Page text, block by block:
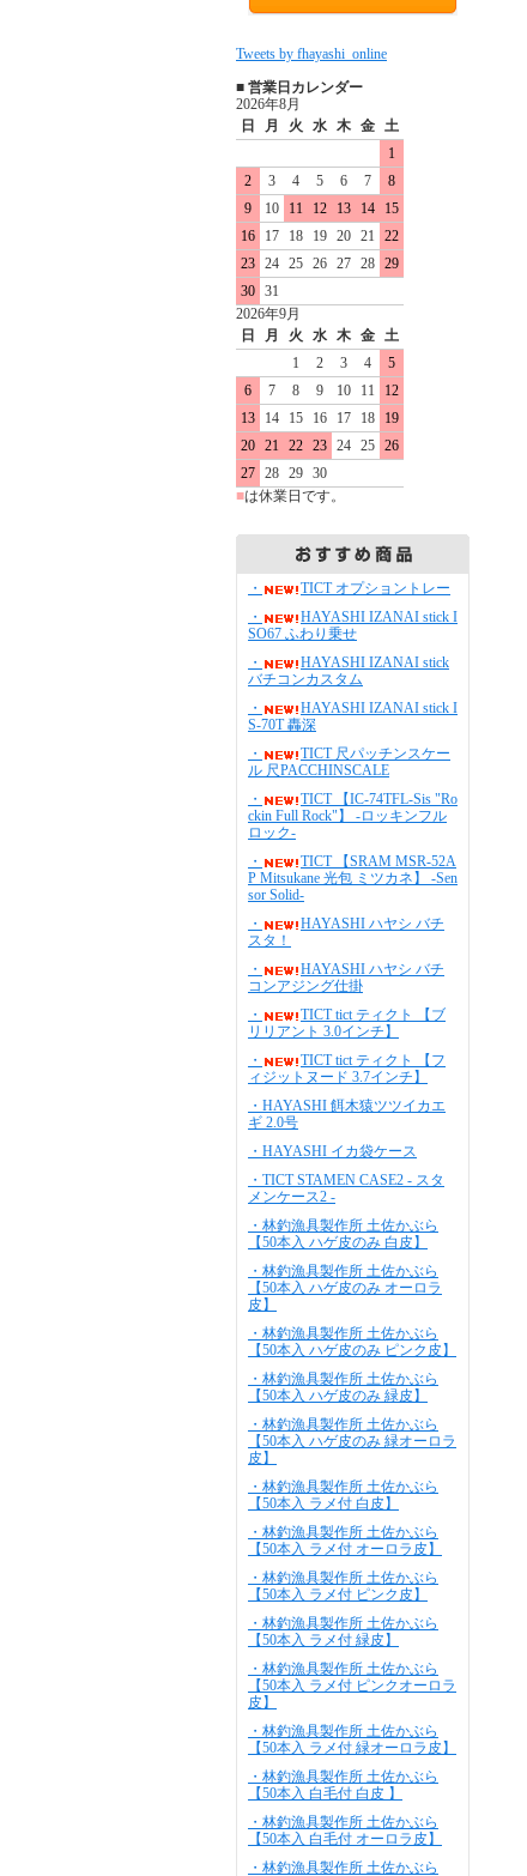
Tweets by fhayashi_online
■ 営業日カレンダー
2026年8月
日
月 火 水 木 金 土
1
2
3 4 5 6 7
8
9
10 11 12 13 14
15
16
17 18 19 20 21
22
23 24 25 26 27 28 29
30 31
2026年9月
日
月 火 水 木 金 土
1
2 3 4
5
6
7 8 9 10 11
12
13
14 15 16 17 18
19
20 21 22 23 24 25 26
27 28 29 30
■は休業日です。
・
TICT オプショントレー
・
HAYASHI IZANAI stick I
SO67 ふわり乗せ
・
HAYASHI IZANAI stick
バチコンカスタム
・
HAYASHI IZANAI stick I
S-70T 轟深
・
TICT 尺パッチンスケー
ル 尺PACCHINSCALE
・
TICT 【IC-74TFL-Sis "Ro
ckin Full Rock"】 -ロッキンフル
ロック-
・
TICT 【SRAM MSR-52A
P Mitsukane 光包 ミツカネ】 -Sen
sor Solid-
・
HAYASHI ハヤシ バチ
スタ！
・
HAYASHI ハヤシ バチ
コンアジング仕掛
・
TICT tict ティクト 【ブ
リリアント 3.0インチ】
・
TICT tict ティクト 【フ
ィジットヌード 3.7インチ】
・HAYASHI 餌木猿ツツイカエ
ギ 2.0号
・HAYASHI イカ袋ケース
・TICT STAMEN CASE2 - スタ
メンケース2 -
・林釣漁具製作所 土佐かぶら
【50本入 ハゲ皮のみ 白皮】
・林釣漁具製作所 土佐かぶら
【50本入 ハゲ皮のみ オーロラ
皮】
・林釣漁具製作所 土佐かぶら
【50本入 ハゲ皮のみ ピンク皮】
・林釣漁具製作所 土佐かぶら
【50本入 ハゲ皮のみ 緑皮】
・林釣漁具製作所 土佐かぶら
【50本入 ハゲ皮のみ 緑オーロラ
皮】
・林釣漁具製作所 土佐かぶら
【50本入 ラメ付 白皮】
・林釣漁具製作所 土佐かぶら
【50本入 ラメ付 オーロラ皮】
・林釣漁具製作所 土佐かぶら
【50本入 ラメ付 ピンク皮】
・林釣漁具製作所 土佐かぶら
【50本入 ラメ付 緑皮】
・林釣漁具製作所 土佐かぶら
【50本入 ラメ付 ピンクオーロラ
皮】
・林釣漁具製作所 土佐かぶら
【50本入 ラメ付 緑オーロラ皮】
・林釣漁具製作所 土佐かぶら
【50本入 白毛付 白皮 】
・林釣漁具製作所 土佐かぶら
【50本入 白毛付 オーロラ皮】
・林釣漁具製作所 土佐かぶら